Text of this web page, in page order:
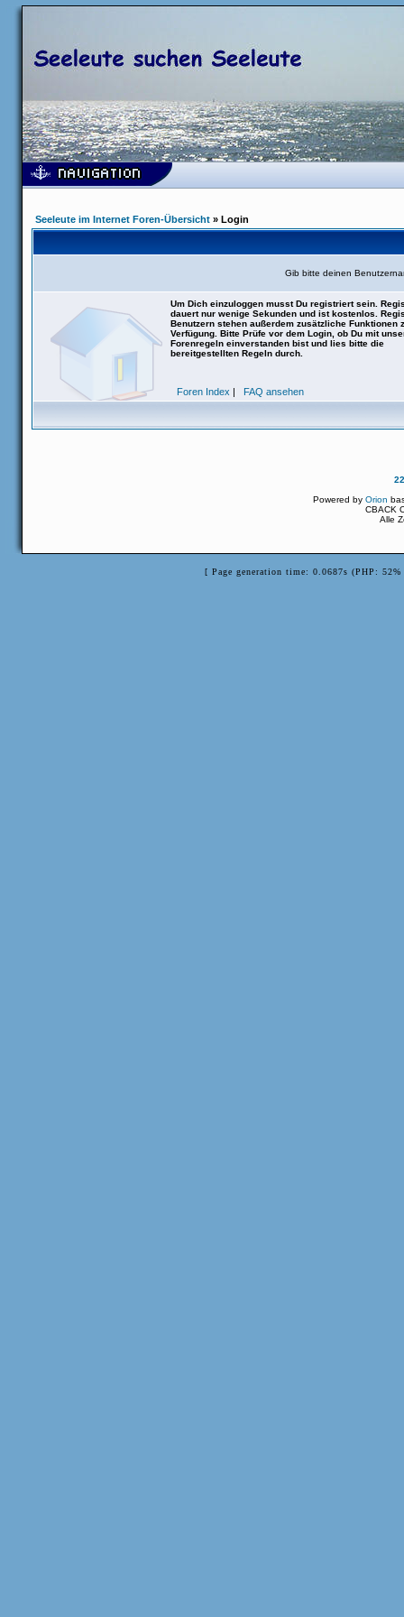
Seeleute im Internet Foren-Übersicht » Login
Gib bitte deinen
Um Dich einzuloggen musst Du registriert sein.
dauert nur wenige Sekunden und ist kostenlos.
Benutzern stehen außerdem zusätzliche Funktionen
Verfügung. Bitte Prüfe vor dem Login, ob Du mit
Forenregeln einverstanden bist und lies bitte die
bereitgestellten Regeln durch.
Foren Index | FAQ ansehen
Powered byOrion
CBACK
Alle
[ Page generation time: 0.0687s (PHP: